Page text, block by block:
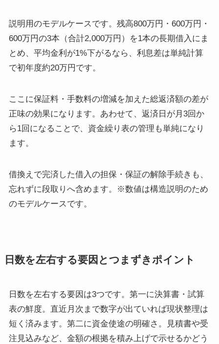
説明用のモデルケースです。残高800万円・600万円・
600万円の3本（合計2,000万円）を1本の長期借入にま
とめ、平均金利が1%下がるなら、利息差は単純計算
で初年度約20万円です。
ここに保証料・手数料の増減を加えた総返済額の差が
正味の効果になります。あわせて、返済日が月3回か
ら1回になることで、資金繰り表の管理も単純になり
ます。
借換えで完済した借入の担保・保証の解除手続きも、
忘れずに段取りへ含めます。※数値は構造説明のため
のモデルケースです。
日数を左右する要因とつまずきポイント
日数を左右する要因は3つです。第一に決算書・試算
表の鮮度。直近月次まで数字が出ていれば現状整理は
短く済みます。第二に資金使途の明確さ。見積書や受
注見込みなど、金額の根拠を積み上げで示せるかどう